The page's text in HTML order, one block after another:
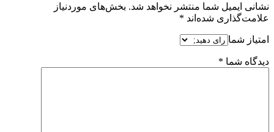
نشانی ایمیل شما منتشر نخواهد شد. بخش‌های موردنیاز
علامت‌گذاری شده‌اند *
امتیاز شما
دیدگاه شما *